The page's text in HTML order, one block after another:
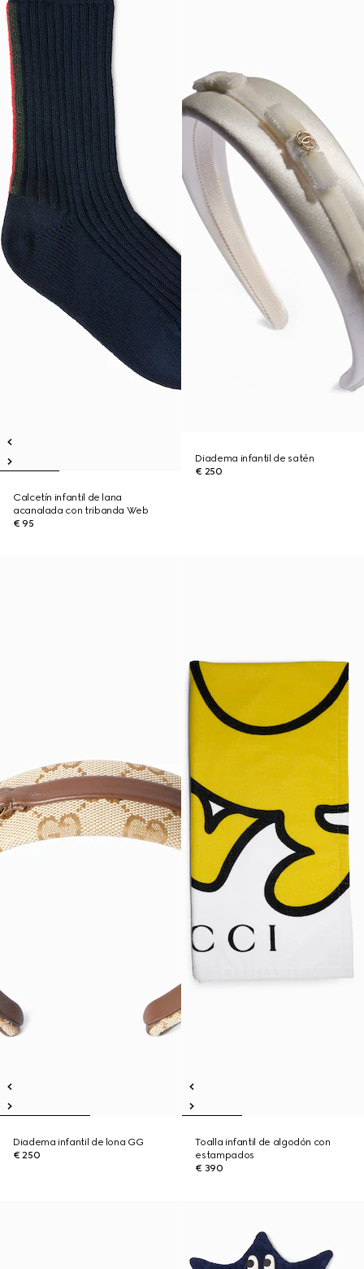
Calcetín infantil de lana
acanalada con tribanda Web
€ 95
Diadema infantil de satén
€ 250
Diadema infantil de lona GG
€ 250
Toalla infantil de algodón con
estampados
€ 390